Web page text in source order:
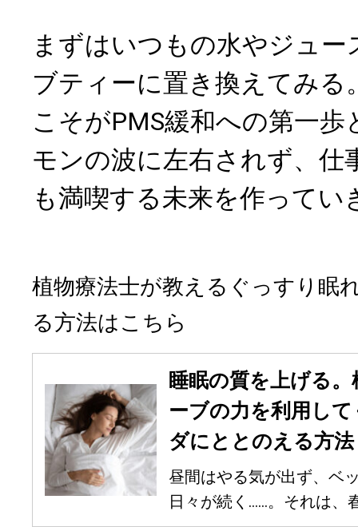
まずはいつもの水やジュー
ブティーに置き換えてみる
こそがPMS緩和への第一
モンの波に左右されず、仕
も満喫する未来を作ってい
植物療法士が教えるぐっすり眠
る方法はこちら
睡眠の質を上げる
ーブの力を利用し
ダにととのえる方法
昼間はやる気が出ず、ベ
日々が続く……。それは、